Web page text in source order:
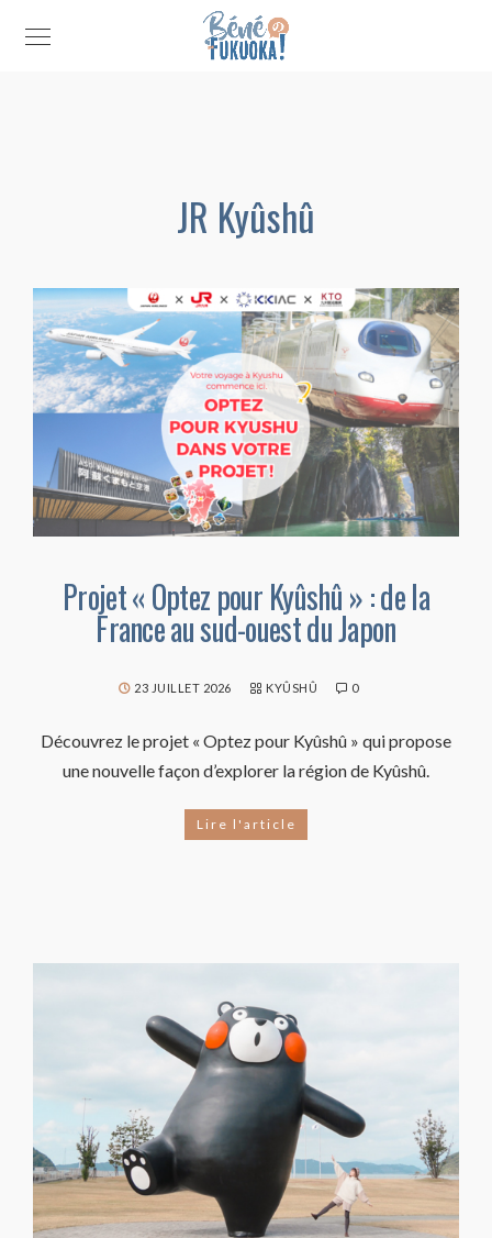
JR Kyûshû
Projet « Optez pour Kyûshû » : de la
France au sud-ouest du Japon
23 JUILLET 2026 KYÛSHÛ 0
Découvrez le projet « Optez pour Kyûshû » qui propose
une nouvelle façon d’explorer la région de Kyûshû.
Lire l'article